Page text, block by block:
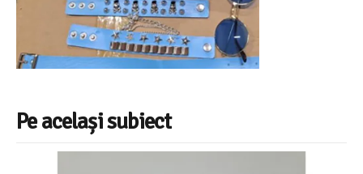
Pe același subiect